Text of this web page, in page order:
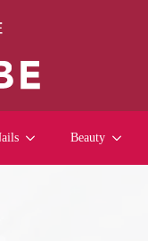
Beauty